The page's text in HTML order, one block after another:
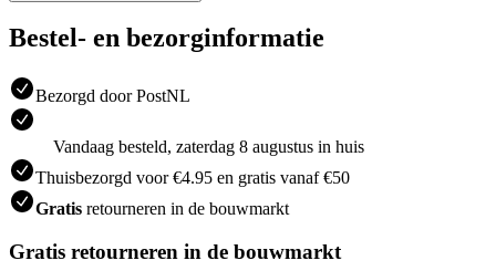
Bestel- en bezorginformatie
Bezorgd door PostNL
Vandaag besteld, zaterdag 8 augustus in huis
Thuisbezorgd voor €4.95 en gratis vanaf €50
Gratis retourneren in de bouwmarkt
Gratis retourneren in de bouwmarkt